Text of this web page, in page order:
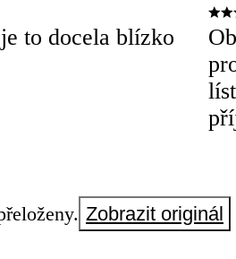
to docela blízko
Zobrazit originál